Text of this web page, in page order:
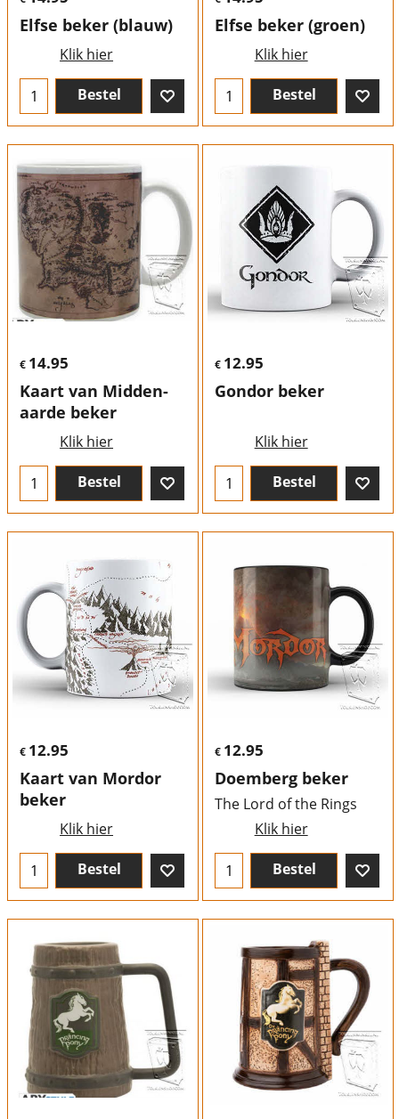
Elfse beker (blauw)
Klik hier
Bestel
Elfse beker (groen)
Klik hier
Bestel
€ 14.95
Kaart van Midden-
aarde beker
Klik hier
Bestel
€ 12.95
Gondor beker
Klik hier
Bestel
€ 12.95
Kaart van Mordor
beker
Klik hier
Bestel
€ 12.95
Doemberg beker
The Lord of the Rings
Klik hier
Bestel